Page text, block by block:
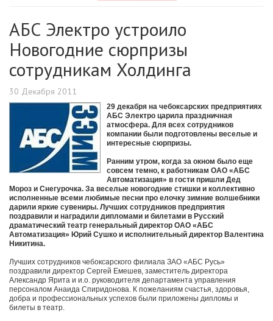
АБС Электро устроило
Новогодние сюрпризы
сотрудникам Холдинга
30 Декабря 2011
29 декабря на чебоксарских предприятиях
АБС Электро царила праздничная
атмосфера. Для всех сотрудников
компании были подготовлены веселые и
интересные сюрпризы.
Ранним утром, когда за окном было еще
совсем темно, к работникам ОАО «АБС
Автоматизация» в гости пришли Дед
Мороз и Снегурочка. За веселые новогодние стишки и коллективно
исполненные всеми любимые песни про елочку зимние волшебники
дарили яркие сувениры. Лучших сотрудников предприятия
поздравили и наградили дипломами и билетами в Русский
драматический театр генеральный директор ОАО «АБС
Автоматизация» Юрий Сушко и исполнительный директор Валентина
Никитина.
Лучших сотрудников чебоксарского филиала ЗАО «АБС Русь»
поздравили директор Сергей Емешев, заместитель директора
Александр Ярита и и.о. руководителя департамента управления
персоналом Анаида Спиридонова. К пожеланиям счастья, здоровья,
добра и профессиональных успехов были приложены дипломы и
билеты в театр.